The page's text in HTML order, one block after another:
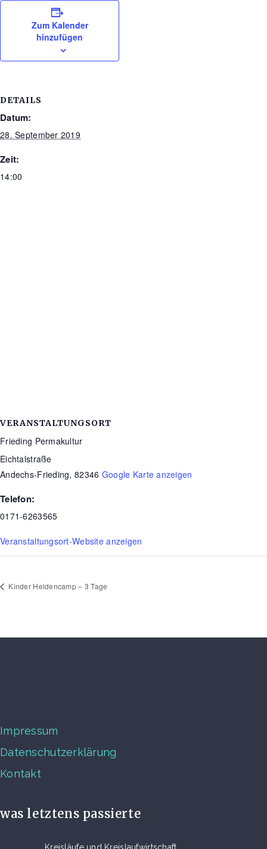
Zum Kalender
hinzufügen
DETAILS
Datum:
28. September 2019
Zeit:
14:00
VERANSTALTUNGSORT
Frieding Permakultur
Eichtalstraße
Andechs-Frieding, 82346 Google Karte anzeigen
Telefon:
0171-6263565
Veranstaltungsort-Website anzeigen
Kinder Heldencamp – 3 Tage
Impressum
Datenschutzerklärung
Kontakt
was letztens passierte